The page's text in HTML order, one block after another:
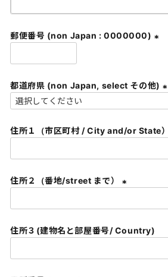
必
須
郵便番号 (non Japan : 0000000)
須
)
都道府県 (non Japan, select その他)
須
住所１（市区町村 / City and/or State）
住所２（番地/street まで）
必
)
住所３(建物名と部屋番号/ Country)